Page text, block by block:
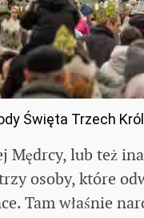
Święta Trzech
Mędrcy, lub też
osoby, które
Tam właśnie